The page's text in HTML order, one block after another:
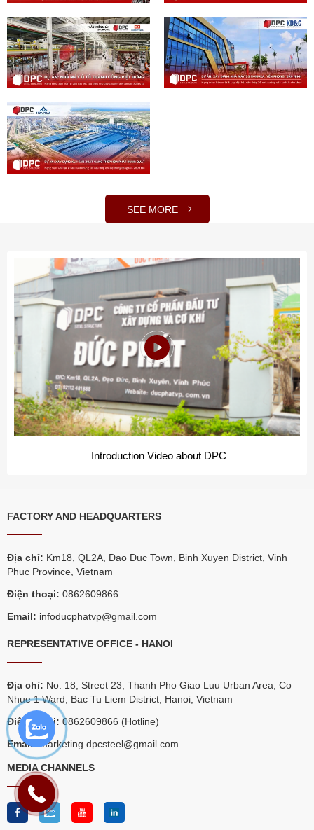
SEE MORE
Introduction Video about DPC
FACTORY AND HEADQUARTERS
Địa chỉ: Km18, QL2A, Dao Duc Town, Binh Xuyen District, Vinh
Phuc Province, Vietnam
Điện thoại: 0862609866
Email: infoducphatvp@gmail.com
REPRESENTATIVE OFFICE - HANOI
Địa chỉ: No. 18, Street 23, Thanh Pho Giao Luu Urban Area, Co
Nhue 1 Ward, Bac Tu Liem District, Hanoi, Vietnam
Điện thoại: 0862609866 (Hotline)
Email: marketing.dpcsteel@gmail.com
MEDIA CHANNELS